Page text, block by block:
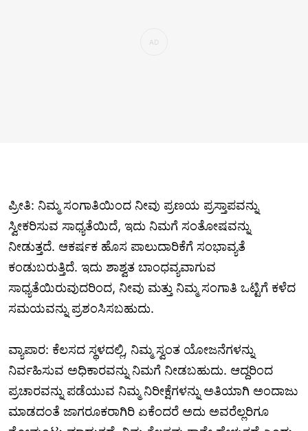
ಪ್ರೀತಿ: ನಿಮ್ಮ ಸಂಗಾತಿಯಿಂದ ನೀವು ಪ್ರಣಯ ಪ್ರಸ್ತಾಪವನ್ನು
ಸ್ವೀಕರಿಸುವ ಸಾಧ್ಯತೆಯಿದೆ, ಇದು ನಿಮಗೆ ಸಂತೋಷವನ್ನು
ನೀಡುತ್ತದೆ. ಆಕರ್ಷಕ ಹೊಸ ಪಾಲುದಾರಿಕೆಗೆ ಸಂಭಾವ್ಯತೆ
ಕಂಡುಬರುತ್ತಿದೆ. ಇದು ಶಾಶ್ವತ ಬಾಂಧವ್ಯವಾಗುವ
ಸಾಧ್ಯತೆಯಿರುವುದರಿಂದ, ನೀವು ಮತ್ತು ನಿಮ್ಮ ಸಂಗಾತಿ ಒಟ್ಟಿಗೆ ಕಳೆದ
ಸಮಯವನ್ನು ಪ್ರಶಂಸಿಸಬಹುದು.
ವ್ಯಾಪಾರ: ಕೆಲಸದ ಸ್ಥಳದಲ್ಲಿ, ನಿಮ್ಮ ಸ್ವಂತ ಯೋಜನೆಗಳನ್ನು
ನಿರ್ವಹಿಸುವ ಅಧಿಕಾರವನ್ನು ನಿಮಗೆ ನೀಡಬಹುದು. ಆದ್ದರಿಂದ
ಪ್ರಚಾರವನ್ನು ಪಡೆಯುವ ನಿಮ್ಮ ನಿರೀಕ್ಷೆಗಳನ್ನು ಅತಿಯಾಗಿ ಅಂದಾಜು
ಮಾಡದಂತೆ ಜಾಗರೂಕರಾಗಿರಿ ಏಕೆಂದರೆ ಅದು ಅವರೆಲ್ಲರಿಗೂ